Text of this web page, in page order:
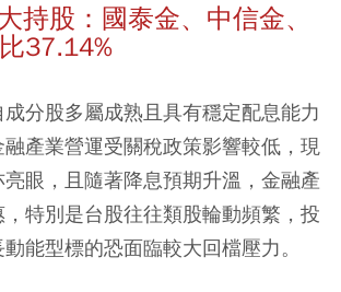
持股：國泰金、中信金、
37.14%
分股多屬成熟且具有穩定配息能力
產業營運受關稅政策影響較低，現
眼，且隨著降息預期升溫，金融產
特別是台股往往類股輪動頻繁，投
能型標的恐面臨較大回檔壓力。